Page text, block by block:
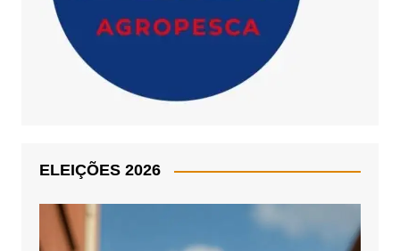
ELEIÇÕES 2026